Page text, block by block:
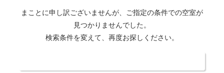
まことに申し訳ございませんが、ご指定の条件での空室が
見つかりませんでした。
検索条件を変えて、再度お探しください。